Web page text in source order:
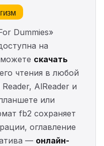
Dummies»
на
скачать
чтения в любой
AlReader и
или
fb2 сохраняет
оглавление
— онлайн-